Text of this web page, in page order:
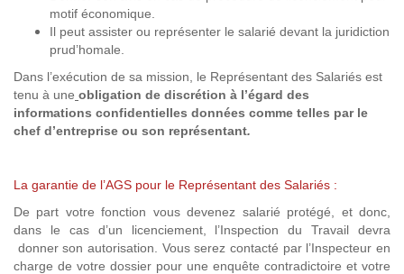
motif économique.
Il peut assister ou représenter le salarié devant la juridiction
prud’homale.
Dans l’exécution de sa mission, le Représentant des Salariés est
tenu à une obligation de discrétion à l’égard des
informations confidentielles données comme telles par le
chef d’entreprise ou son représentant.
La garantie de l’AGS pour le Représentant des Salariés :
De part votre fonction vous devenez salarié protégé, et donc,
dans le cas d’un licenciement, l’Inspection du Travail devra
donner son autorisation. Vous serez contacté par l’Inspecteur en
charge de votre dossier pour une enquête contradictoire et votre